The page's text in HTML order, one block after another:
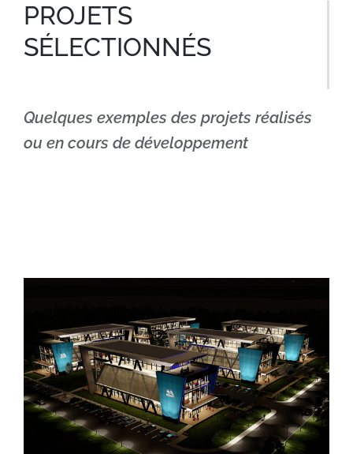
PROJETS
SÉLECTIONNÉS
Quelques exemples des projets réalisés
ou en cours de développement